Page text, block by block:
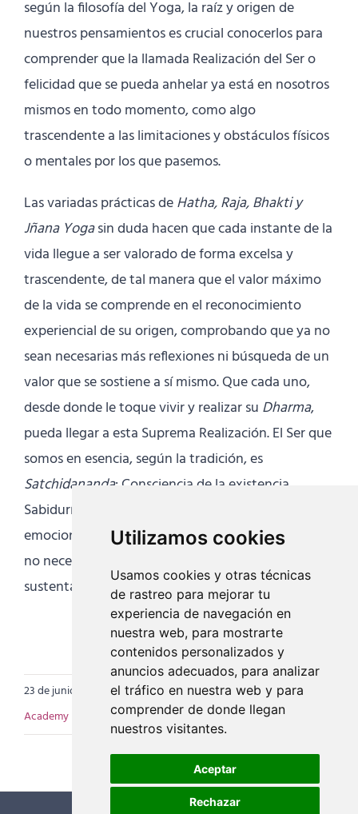
Utilizamos cookies
Usamos cookies y otras técnicas
de rastreo para mejorar tu
experiencia de navegación en
nuestra web, para mostrarte
contenidos personalizados y
anuncios adecuados, para analizar
el tráfico en nuestra web y para
comprender de donde llegan
nuestros visitantes.
Aceptar
Rechazar
según la filosofía del Yoga, la raíz y origen de
nuestros pensamientos es crucial conocerlos para
comprender que la llamada Realización del Ser o
felicidad que se pueda anhelar ya está en nosotros
mismos en todo momento, como algo
trascendente a las limitaciones y obstáculos físicos
o mentales por los que pasemos.
Las variadas prácticas deHatha, Raja, Bhakti y
Jñana Yogasin duda hacen que cada instante de la
vida llegue a ser valorado de forma excelsa y
trascendente, de tal manera que el valor máximo
de la vida se comprende en el reconocimiento
experiencial de su origen, comprobando que ya no
sean necesarias más reflexiones ni búsqueda de un
valor que se sostiene a sí mismo. Que cada uno,
desde donde le toque vivir y realizar su Dharma,
pueda llegar a esta Suprema Realización. El Ser que
somos en esencia, según la tradición, es
Satchidananda: Consciencia de la existencia,
Sabiduría y Dicha infinita que trasciende las
emociones temporales. Y la experiencia del Ser ya
no necesita valoración: brilla por sí mismo y se
sustenta en su propia Luz.
OM TAT SAT
23 de junio de 2025 Categorías:Artículos EIY Academy,EIY
Academy
Etiquetas:ética